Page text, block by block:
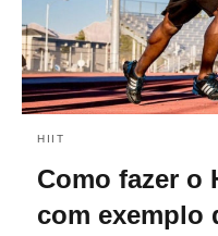
HIIT
Como fazer o
com exemplo